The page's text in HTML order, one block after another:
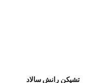
تشيكن رانش سالاد